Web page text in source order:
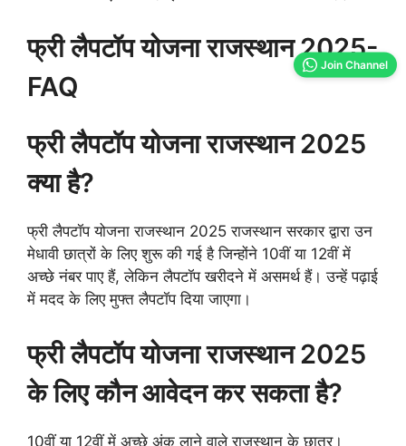
फ्री लैपटॉप योजना राजस्थान 2025-
FAQ
फ्री लैपटॉप योजना राजस्थान 2025
क्या है?
फ्री लैपटॉप योजना राजस्थान 2025 राजस्थान सरकार द्वारा उन
मेधावी छात्रों के लिए शुरू की गई है जिन्होंने 10वीं या 12वीं में
अच्छे नंबर पाए हैं, लेकिन लैपटॉप खरीदने में असमर्थ हैं। उन्हें पढ़ाई
में मदद के लिए मुफ्त लैपटॉप दिया जाएगा।
फ्री लैपटॉप योजना राजस्थान 2025
के लिए कौन आवेदन कर सकता है?
10वीं या 12वीं में अच्छे अंक लाने वाले राजस्थान के छात्र।
Join Channel